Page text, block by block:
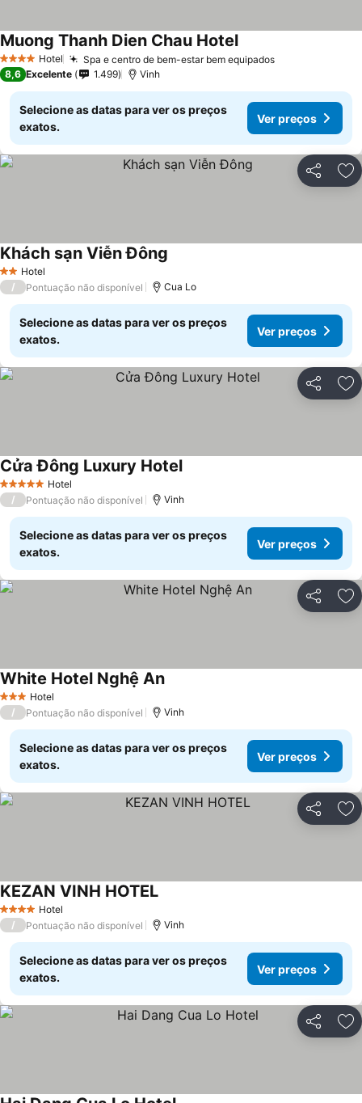
4 EstrelasHotel Spa e centro de bem-estar bem equipadosVer preços
Muong Thanh Dien Chau HotelVer preços
8,6 Excelente 1.499 Vinh
Selecione as datas para ver os preços
exatos.
Ver preços
Partilhar
2 Estrelas
Hotel
Khách sạn Viễn Đông
/ Pontuação não disponível Cua Lo
Selecione as datas para ver os preços
exatos.
Ver preços
Partilhar
5 Estrelas Hotel
Cửa Đông Luxury HotelVer preços
/ Pontuação não disponível Vinh
Selecione as datas para ver os preços
exatos.
Ver preços
Partilhar
3 EstrelasHotel
White Hotel Nghệ AnVer preços
/ Pontuação não disponível Vinh
Selecione as datas para ver os preços
exatos.
Ver preços
Partilhar
4 EstrelasHotel
KEZAN VINH HOTELVer preços
/ Pontuação não disponível Vinh
Selecione as datas para ver os preços
exatos.
Ver preços
Partilhar